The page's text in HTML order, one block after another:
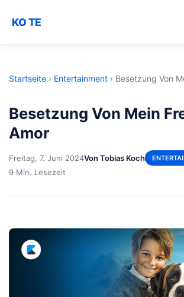
KO TE
Startseite › Entertainment › Besetzung Von
Besetzung Von Mein
Amor
Freitag, 7. Juni 2024Von Tobias Koch
9 Min. Lesezeit